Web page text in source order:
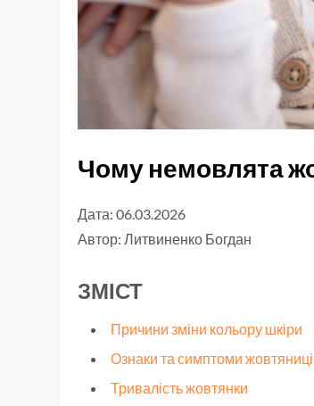
Чому немовлята
Дата: 06.03.2026
Автор:Литвиненко Богдан
ЗМІСТ
Причини зміни кольору шкіри
Ознаки та симптоми жовтяниці
Тривалість жовтянки